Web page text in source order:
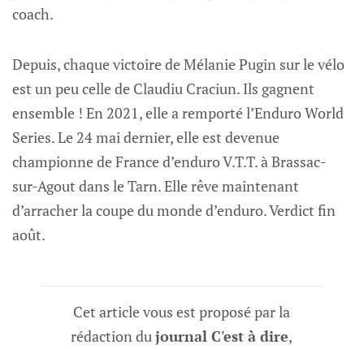
coach.
Depuis, chaque victoire de Mélanie Pugin sur le vélo
est un peu celle de Claudiu Craciun. Ils gagnent
ensemble ! En 2021, elle a remporté l’Enduro World
Series. Le 24 mai dernier, elle est devenue
championne de France d’enduro V.T.T. à Brassac-
sur-Agout dans le Tarn. Elle rêve maintenant
d’arracher la coupe du monde d’enduro. Verdict fin
août.
Cet article vous est proposé par la
rédaction dujournal C'est à dire,